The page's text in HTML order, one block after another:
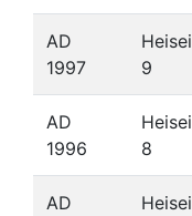
AD
1997
Heisei
9
AD
1996
Heisei
8
AD
Heisei